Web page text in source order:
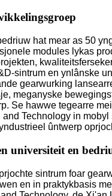
hat mear as 50
modules lykas
sintrum en ynlânske
gearwurking
meganyske
Se hawwe tegearre
Technology in mobyl
ûntwerp
universiteit en
sintrum foar
en in praktykbasis